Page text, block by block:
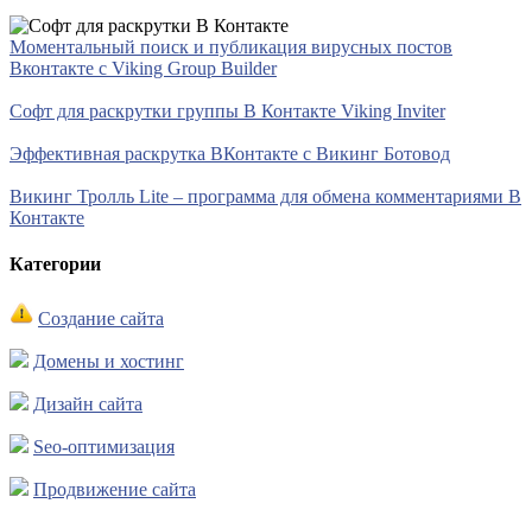
Моментальный поиск и публикация вирусных постов
Вконтакте с Viking Group Builder
Софт для раскрутки группы В Контакте Viking Inviter
Эффективная раскрутка ВКонтакте с Викинг Ботовод
Викинг Тролль Lite – программа для обмена комментариями В
Контакте
Категории
Создание сайта
Домены и хостинг
Дизайн сайта
Seo-оптимизация
Продвижение сайта